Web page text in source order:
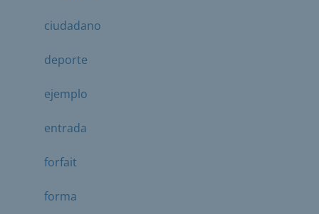
ciudadano
deporte
ejemplo
entrada
forfait
forma